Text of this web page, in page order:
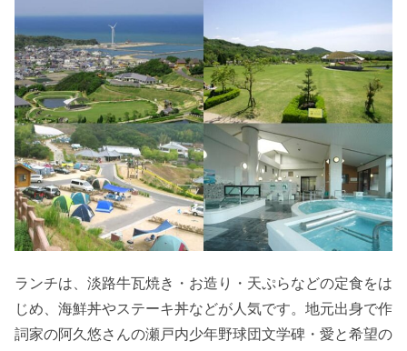
ランチは、淡路牛瓦焼き・お造り・天ぷらなどの定食をは
じめ、海鮮丼やステーキ丼などが人気です。地元出身で作
詞家の阿久悠さんの瀬戸内少年野球団文学碑・愛と希望の